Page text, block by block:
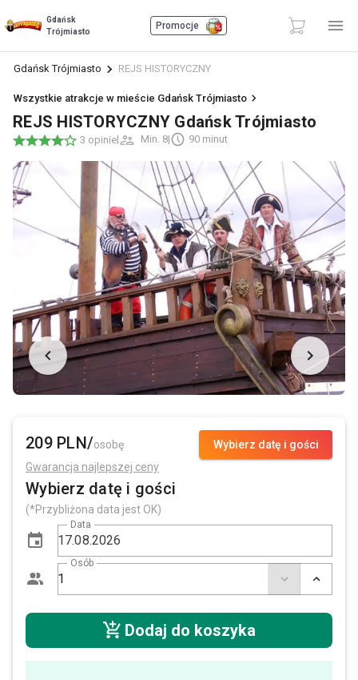
Gdańsk
Trójmiasto
Promocje
Gdańsk Trójmiasto REJS HISTORYCZNY
Wszystkie atrakcje w mieście Gdańsk Trójmiasto
REJS HISTORYCZNY Gdańsk Trójmiasto
3 opinie| Min. 8| 90 minut
Wybierz datę i gości
209 PLN/osobę
Gwarancja najlepszej ceny
Wybierz datę i gości
(*Przybliżona data jest OK)
Data
Osób
Dodaj do koszyka